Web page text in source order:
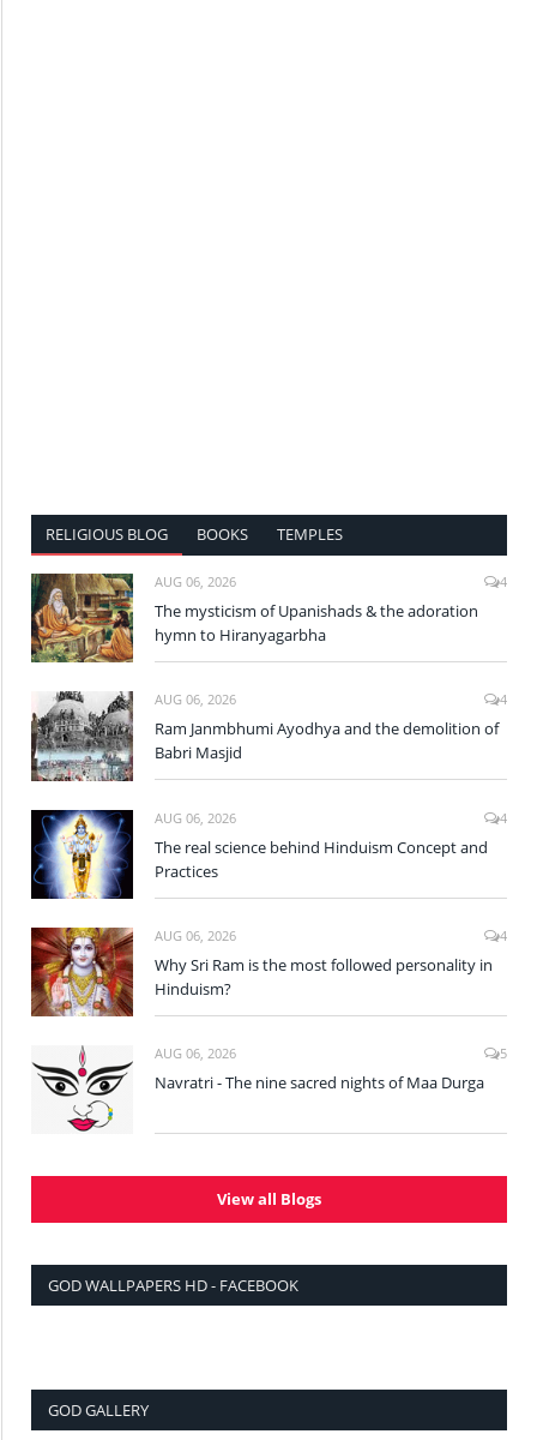
RELIGIOUS BLOG BOOKS TEMPLES
AUG 06, 2026 4
The mysticism of Upanishads & the adoration
hymn to Hiranyagarbha
AUG 06, 2026 4
Ram Janmbhumi Ayodhya and the demolition of
Babri Masjid
AUG 06, 2026 4
The real science behind Hinduism Concept and
Practices
AUG 06, 2026 4
Why Sri Ram is the most followed personality in
Hinduism?
AUG 06, 2026 5
Navratri - The nine sacred nights of Maa Durga
View all Blogs
GOD WALLPAPERS HD - FACEBOOK
GOD GALLERY